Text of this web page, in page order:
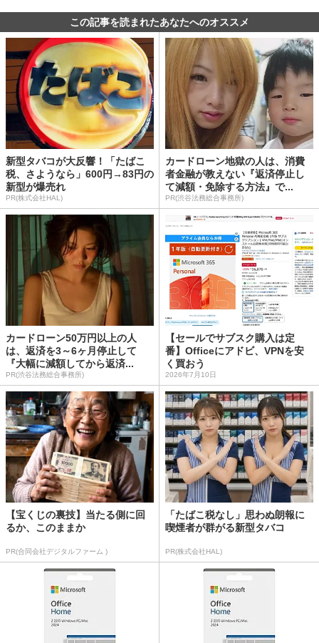
この記事を読まれたあなたへのオススメ
新型タバコが大反響！「たばこ
税、さようなら」600円→83円の
新型が爆売れ
PR(株式会社HAL)
カードローン地獄の人は、消費
者金融が教えない『返済停止し
て減額・免除する方法』で...
PR(渋谷法務総合事務所)
カードローン50万円以上の人
は、返済を3～6ヶ月停止して
『大幅に減額してから返済...
PR(渋谷法務総合事務所)
【セールでサブスク購入は定
番】Officeにアドビ、VPNを安
く買おう
2026年7月10日
【宝くじの裏技】当たる側に回
るか、このままか
PR(合同会社デジタルファーム )
「たばこ税なし」思わぬ朗報に
喫煙者が群がる新型タバコ
PR(株式会社HAL)